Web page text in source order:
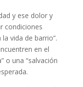
y ese dolor y
condiciones
vida de barrio”.
en el
o una “salvación